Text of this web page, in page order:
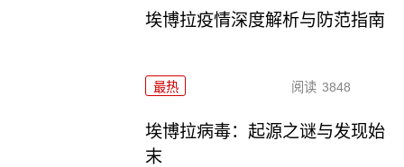
埃博拉疫情深度解析与防范指南
最热 阅读 3848
埃博拉病毒：起源之谜与发现始
末